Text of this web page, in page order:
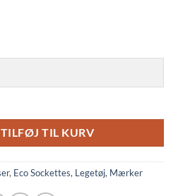
TILFØJ TIL KURV
, Eco Sockettes, Legetøj, Mærker